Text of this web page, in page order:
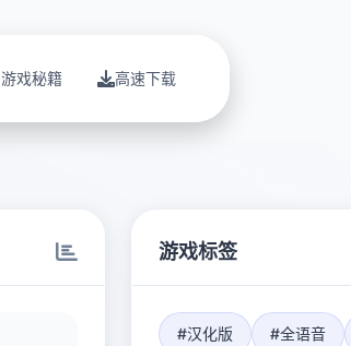
游戏秘籍 高速下载
游戏标签
#汉化版 #全语音